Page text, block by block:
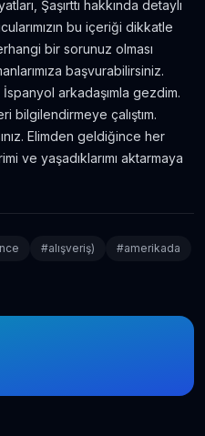
Şaşırttı hakkında detaylı
bu içeriği dikkatle
bir sorunuz olması
başvurabilirsiniz.
arkadaşımla gezdim.
bilgilendirmeye çalıştım.
Elimden geldiğince her
ve yaşadıklarımı aktarmaya
#alışveriş) #amerikada